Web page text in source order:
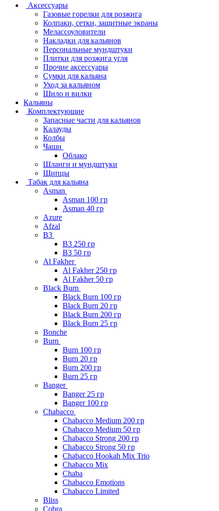
Аксессуары
Газовые горелки для розжига
Колпаки, сетки, защитные экраны
Мелассоуловители
Накладки для кальянов
Персональные мундштуки
Плитки для розжига угля
Прочие аксессуары
Сумки для кальяна
Уход за кальяном
Шило и вилки
Кальяны
Комплектующие
Запасные части для кальянов
Калауды
Колбы
Чаши
Облако
Шланги и мундштуки
Щипцы
Табак для кальяна
Asman
Asman 100 гр
Asman 40 гр
Azure
Afzal
B3
B3 250 гр
B3 50 гр
Al Fakher
Al Fakher 250 гр
Al Fakher 50 гр
Black Burn
Black Burn 100 гр
Black Burn 20 гр
Black Burn 200 гр
Black Burn 25 гр
Bonche
Burn
Burn 100 гр
Burn 20 гр
Burn 200 гр
Burn 25 гр
Banger
Banger 25 гр
Banger 100 гр
Chabacco
Chabacco Medium 200 гр
Chabacco Medium 50 гр
Chabacco Strong 200 гр
Chabacco Strong 50 гр
Chabacco Hookah Mix Trio
Chabacco Mix
Chaba
Chabacco Emotions
Chabacco Limited
Bliss
Cobra